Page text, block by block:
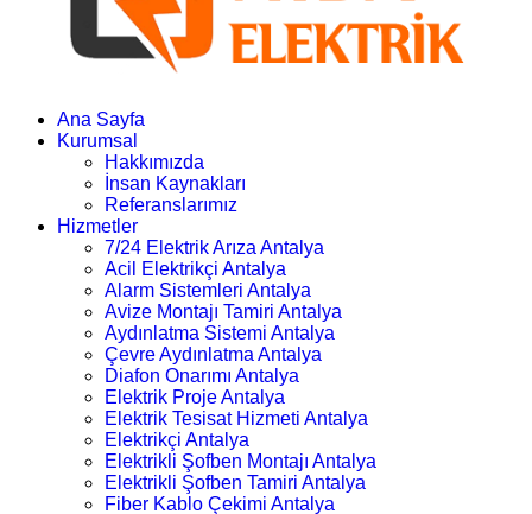
Ana Sayfa
Kurumsal
Hakkımızda
İnsan Kaynakları
Referanslarımız
Hizmetler
7/24 Elektrik Arıza Antalya
Acil Elektrikçi Antalya
Alarm Sistemleri Antalya
Avize Montajı Tamiri Antalya
Aydınlatma Sistemi Antalya
Çevre Aydınlatma Antalya
Diafon Onarımı Antalya
Elektrik Proje Antalya
Elektrik Tesisat Hizmeti Antalya
Elektrikçi Antalya
Elektrikli Şofben Montajı Antalya
Elektrikli Şofben Tamiri Antalya
Fiber Kablo Çekimi Antalya